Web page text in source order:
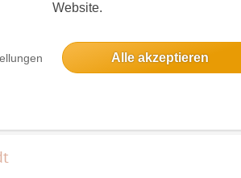
Website.
Alle akzeptieren
auf Sonntag Mittag verschoben